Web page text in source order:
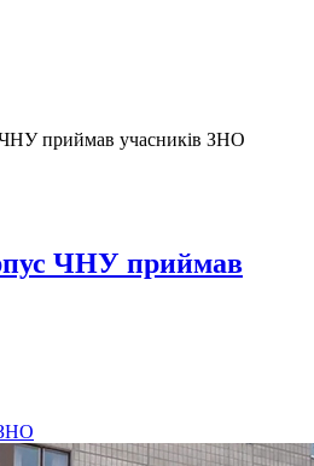
приймав учасників ЗНО
ЧНУ приймав